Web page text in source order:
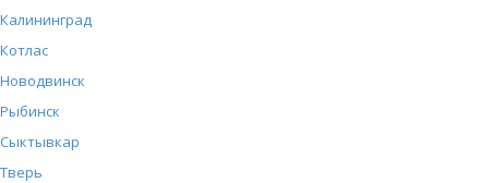
Калининград
Котлас
Новодвинск
Рыбинск
Сыктывкар
Тверь